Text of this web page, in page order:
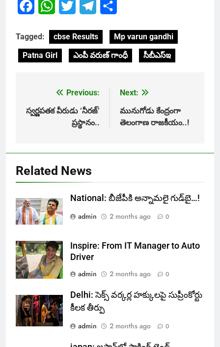
FacebookWhatsApp
Twitter Telegram
Tagged: cbse Results
Mp varun gandhi
Patna Girl
ఎంపీ వరుణ్ గాంధీ సీబీఎస్ఇ
navigation
Previous:
స్వర్ణపతక వీరుడు ‘నీరజ్’
ప్రస్థానం..
Next:
మునుగోడు కేంద్రంగా
తెలంగాణ రాజకీయం..!
Related News
National: బీజేపీకి అన్నామలై గుడ్‌బై…!
admin
2 months ago 0
Inspire: From IT Manager to Auto
Driver
admin
2 months ago 0
Delhi: సెక్స్ వర్కర్ల హక్కులపై సుప్రీంకోర్టు
కీలక తీర్పు
admin
2 months ago 0